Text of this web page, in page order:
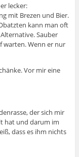
lecker:
mit Brezen und Bier.
kann man oft
Sauber
warten. Wenn er nur
Vor mir eine
der sich mir
hat und darum im
dass es ihm nichts